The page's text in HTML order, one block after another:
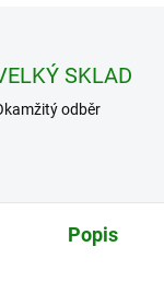
SKLAD
odběr
Popis